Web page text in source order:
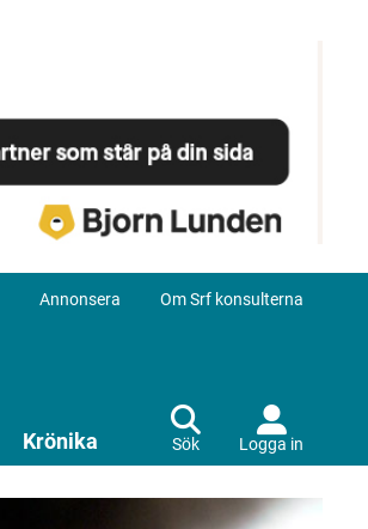
Annonsera Om Srf konsulterna
Krönika Sök Logga in